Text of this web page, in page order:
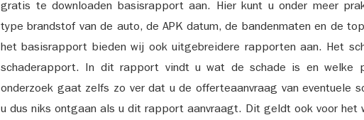
gratis te downloaden basisrapport aan. Hier kunt u onder meer
type brandstof van de auto, de APK datum, de bandenmaten en de
het basisrapport bieden wij ook uitgebreidere rapporten aan. Het
schaderapport. In dit rapport vindt u wat de schade is en welke
onderzoek gaat zelfs zo ver dat u de offerteaanvraag van eventuele
u dus niks ontgaan als u dit rapport aanvraagt. Dit geldt ook voor